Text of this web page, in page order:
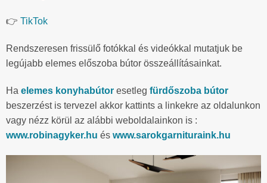
👉 TikTok
Rendszeresen frissülő fotókkal és videókkal mutatjuk be
legújabb elemes előszoba bútor összeállításainkat.
Ha elemes konyhabútor esetleg fürdőszoba bútor
beszerzést is tervezel akkor kattints a linkekre az oldalunkon
vagy nézz körül az alábbi weboldalainkon is :
www.robinagyker.hu és www.sarokgarnituraink.hu